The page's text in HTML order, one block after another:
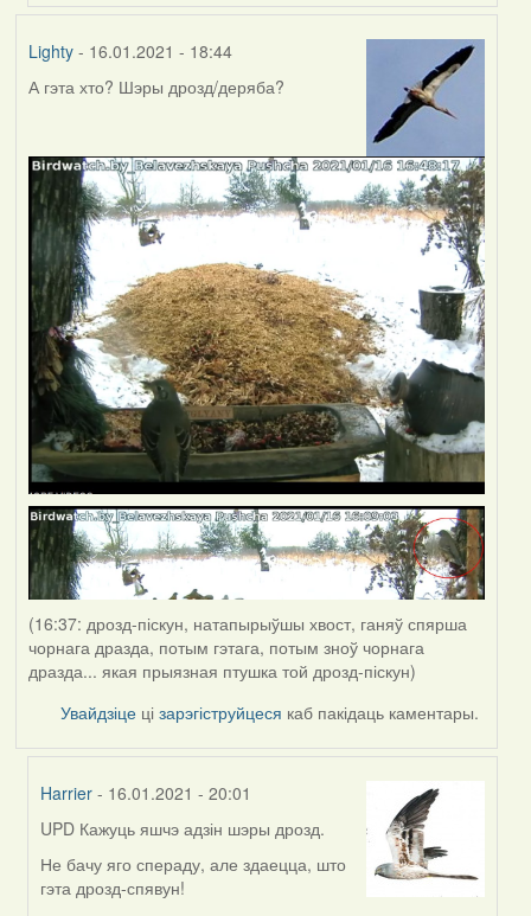
Lighty- 16.01.2021 - 18:44
А гэта хто? Шэры дрозд/деряба?
(16:37: дрозд-піскун, натапырыўшы хвост, ганяў спярша
чорнага дразда, потым гэтага, потым зноў чорнага
дразда... якая прыязная птушка той дрозд-піскун)
Увайдзіце цізарэгіструйцеся каб пакідаць каментары.
Harrier - 16.01.2021 - 20:01
In
reply
to
UPD Кажуць яшчэ адзін шэры дрозд.
Не бачу яго спераду, але здаецца, што
гэта дрозд-спявун!